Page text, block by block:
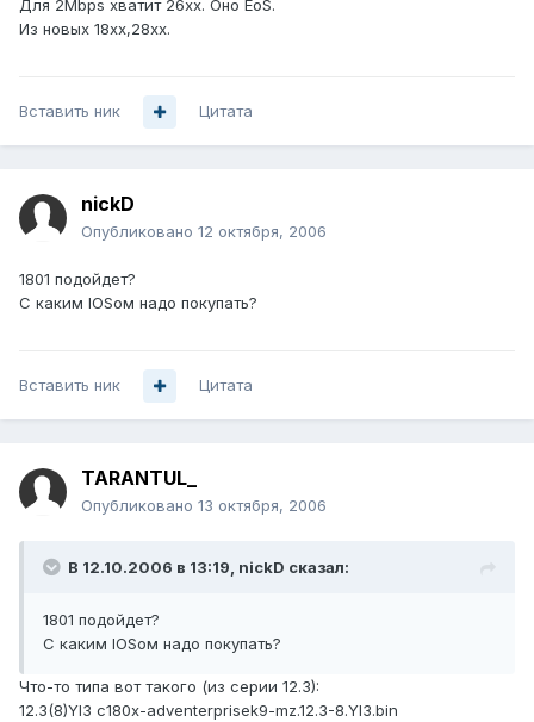
Для 2Mbps хватит 26xx. Оно EoS.
Из новых 18xx,28xx.
Вставить ник Цитата
nickD
Опубликовано 12 октября, 2006
1801 подойдет?
C каким IOSом надо покупать?
Вставить ник Цитата
TARANTUL_
Опубликовано 13 октября, 2006
В 12.10.2006 в 13:19, nickD сказал:
1801 подойдет?
C каким IOSом надо покупать?
Что-то типа вот такого (из серии 12.3):
12.3(8)YI3 c180x-adventerprisek9-mz.12.3-8.YI3.bin